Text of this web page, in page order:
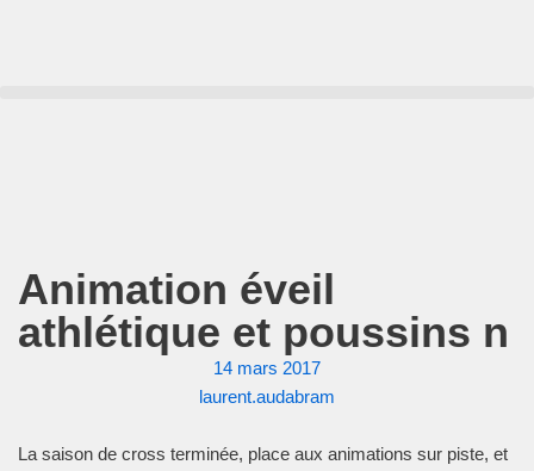
Animation éveil
athlétique et poussins n
14 mars 2017
laurent.audabram
La saison de cross terminée, place aux animations sur piste, et